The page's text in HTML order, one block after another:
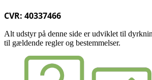
CVR: 40337466
Alt udstyr på denne side er udviklet til
til gældende regler og bestemmelser.